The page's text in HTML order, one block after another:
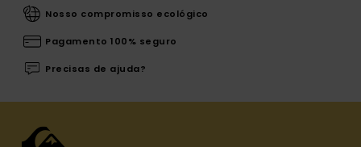
Nosso compromisso ecológico
Pagamento 100% seguro
Precisas de ajuda?